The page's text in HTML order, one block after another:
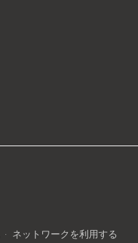
ネットワークを利用する